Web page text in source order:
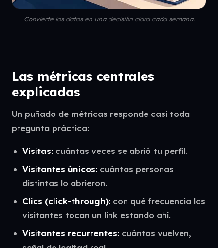
Convierte los datos en una decisión clara cada semana.
Las métricas centrales
explicadas
Un puñado de métricas responde casi toda
pregunta práctica:
Visitas: cuántas veces se abrió tu perfil.
Visitantes únicos: cuántas personas
distintas lo abrieron.
Clics (click-through): con qué frecuencia los
visitantes tocan un link estando ahí.
Visitantes recurrentes: cuántos vuelven,